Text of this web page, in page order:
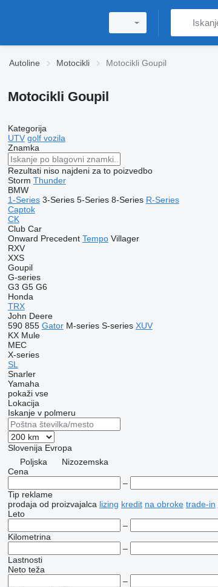
Autoline Motocikli Motocikli Goupil
Motocikli Goupil
Kategorija
UTV golf vozila
Znamka
Rezultati niso najdeni za to poizvedbo
Storm Thunder
BMW
1-Series 3-Series 5-Series 8-Series R-Series
Captok
CK
Club Car
Onward Precedent Tempo Villager
RXV
XXS
Goupil
G-series
G3 G5 G6
Honda
TRX
John Deere
590 855 Gator M-series S-series XUV
KX Mule
MEC
X-series
SL
Snarler
Yamaha
pokaži vse
Lokacija
Iskanje v polmeru
Slovenija Evropa
Poljska
Nizozemska
Cena
–
Tip reklame
prodaja od proizvajalca lizing kredit na obroke trade-in
Leto
–
Kilometrina
–
Lastnosti
Neto teža
–